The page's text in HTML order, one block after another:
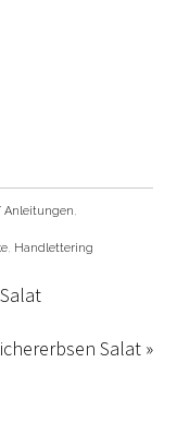
Anleitungen,
, Handlettering
Salat »